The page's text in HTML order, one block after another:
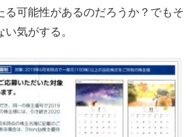
る可能性があるのだろうか？でもそ
気がする。